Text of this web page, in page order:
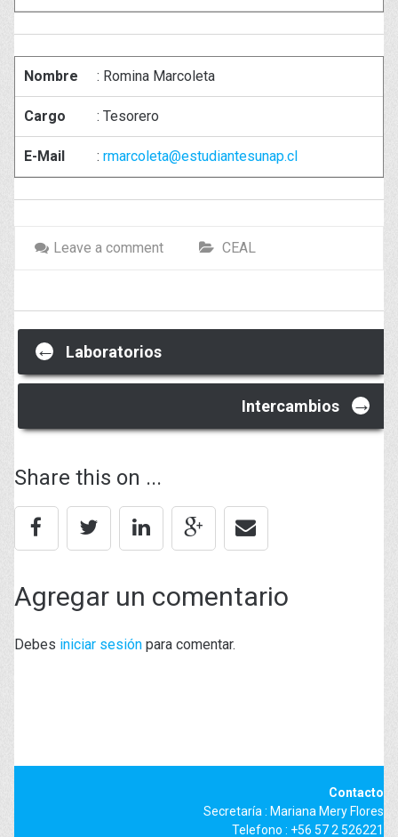
Nombre : Romina Marcoleta
Cargo : Tesorero
E-Mail : rmarcoleta@estudiantesunap.cl
Leave a comment CEAL
Post
navigation
← Laboratorios
Intercambios →
Share this on ...
Agregar un comentario
Debes iniciar sesiónpara comentar.
Contacto
Secretaría : Mariana Mery Flores
Telefono : +56 57 2 526221